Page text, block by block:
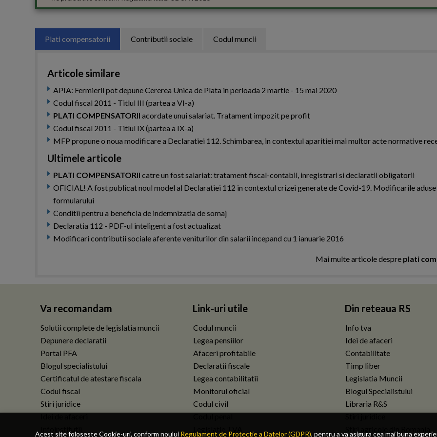
Acest site foloseste Cookie-uri, conform noului Regulament de Protectie a Datelor (GDPR), pentru a va asigura cea mai buna
Plati compensatorii Contributii sociale Codul muncii
Articole similare
APIA: Fermierii pot depune Cererea Unica de Plata in perioada 2 martie - 15 mai 2020
Codul fiscal 2011 - Titlul III (partea a VI-a)
PLATI COMPENSATORII acordate unui salariat. Tratament impozit pe profit
Codul fiscal 2011 - Titlul IX (partea a IX-a)
MFP propune o noua modificare a Declaratiei 112. Schimbarea, in contextul aparitiei mai multor acte normative
Ultimele articole
PLATI COMPENSATORII catre un fost salariat: tratament fiscal-contabil, inregistrari si declaratii obligatorii
OFICIAL! A fost publicat noul model al Declaratiei 112 in contextul crizei generate de Covid-19. Modificarile aduse
formularului
Conditii pentru a beneficia de indemnizatia de somaj
Declaratia 112 - PDF-ul inteligent a fost actualizat
Modificari contributii sociale aferente veniturilor din salarii incepand cu 1 ianuarie 2016
Mai multe articole despre plati
Va recomandam
Solutii complete de legislatia muncii
Depunere declaratii
Portal PFA
Blogul specialistului
Certificatul de atestare fiscala
Codul fiscal
Stiri juridice
Link-uri utile
Codul muncii
Legea pensiilor
Afaceri profitabile
Declaratii fiscale
Legea contabilitatii
Monitorul oficial
Codul civil
Din reteaua RS
Info tva
Idei de afaceri
Contabilitate
Timp liber
Legislatia Muncii
Blogul Specialistului
Libraria R&S